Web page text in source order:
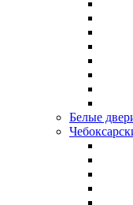
Белые